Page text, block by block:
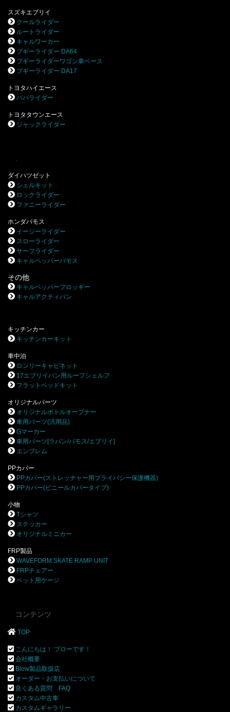
スズキエブリイ
クールライダー
ルートライダー
キャルワーカー
ブギーライダー DA64
ブギーライダーワゴン車ベース
ブギーライダー DA17
トヨタハイエース
パパライダー
トヨタタウンエース
ジャックライダー
.
ダイハツゼット
シェルキット
ロックライダー
ファニーライダー
ホンダバモス
イージーライダー
スローライダー
サーフライダー
キャルペッパーバモス
その他
キャルペッパーフロッギー
キャルアクティバン
キッチンカー
キッチンカーキット
車中泊
ロンリーキャビネット
17エブリイバン用ルーフシェルフ
フラットベッドキット
オリジナルパーツ
オリジナルボトルオープナー
車用パーツ(汎用品)
Gマーカー
車用パーツ[ラパン/バモス/エブリイ]
エンブレム
PPカバー
PPカバー(ストレッチャー用プライバシー保護機器)
PPカバー(ビニールカバータイプ)
小物
Tシャツ
ステッカー
オリジナルミニカー
FRP製品
WAVEFORM SKATE RAMP UNIT
FRPチェアー
ペット用ケージ
コンテンツ
TOP
こんにちは！ ブローです！
会社概要
Blow製品取扱店
オーダー・お支払いについて
良くある質問 FAQ
カスタム中古車
カスタムギャラリー